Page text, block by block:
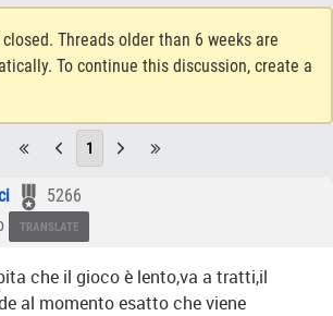
Threads older than 6 weeks are
To continue this discussion, create a
1
5266
TRANSLATE
che il gioco è lento,va a tratti,il
al momento esatto che viene